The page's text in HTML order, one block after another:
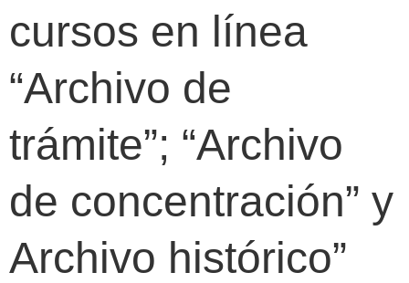
cursos en línea
“Archivo de
trámite”; “Archivo
de concentración” y
Archivo histórico”